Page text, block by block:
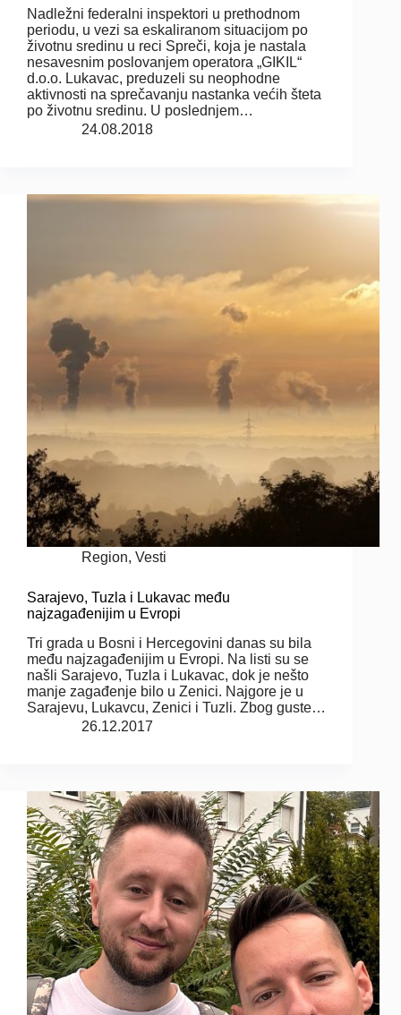
Nadležni federalni inspektori u prethodnom
periodu, u vezi sa eskaliranom situacijom po
životnu sredinu u reci Spreči, koja je nastala
nesavesnim poslovanjem operatora „GIKIL“
d.o.o. Lukavac, preduzeli su neophodne
aktivnosti na sprečavanju nastanka većih šteta
po životnu sredinu. U poslednjem…
24.08.2018
Region, Vesti
Sarajevo, Tuzla i Lukavac među
najzagađenijim u Evropi
Tri grada u Bosni i Hercegovini danas su bila
među najzagađenijim u Evropi. Na listi su se
našli Sarajevo, Tuzla i Lukavac, dok je nešto
manje zagađenje bilo u Zenici. Najgore je u
Sarajevu, Lukavcu, Zenici i Tuzli. Zbog guste…
26.12.2017